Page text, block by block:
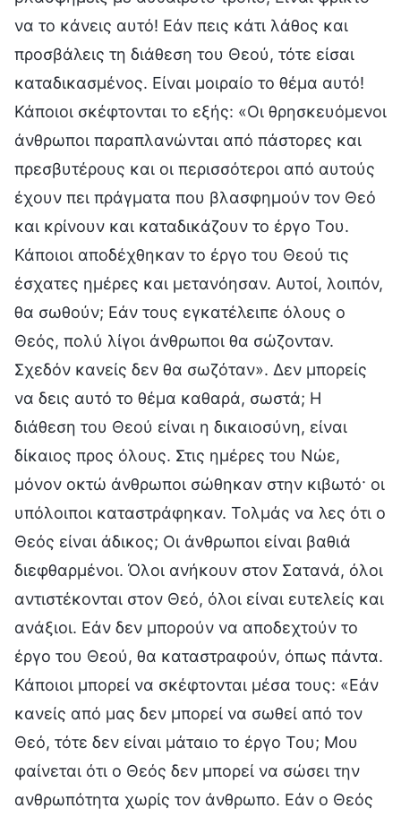
να το κάνεις αυτό! Εάν πεις κάτι λάθος και
προσβάλεις τη διάθεση του Θεού, τότε είσαι
καταδικασμένος. Είναι μοιραίο το θέμα αυτό!
Κάποιοι σκέφτονται το εξής: «Οι θρησκευόμενοι
άνθρωποι παραπλανώνται από πάστορες και
πρεσβυτέρους και οι περισσότεροι από αυτούς
έχουν πει πράγματα που βλασφημούν τον Θεό
και κρίνουν και καταδικάζουν το έργο Του.
Κάποιοι αποδέχθηκαν το έργο του Θεού τις
έσχατες ημέρες και μετανόησαν. Αυτοί, λοιπόν,
θα σωθούν; Εάν τους εγκατέλειπε όλους ο
Θεός, πολύ λίγοι άνθρωποι θα σώζονταν.
Σχεδόν κανείς δεν θα σωζόταν». Δεν μπορείς
να δεις αυτό το θέμα καθαρά, σωστά; Η
διάθεση του Θεού είναι η δικαιοσύνη, είναι
δίκαιος προς όλους. Στις ημέρες του Νώε,
μόνον οκτώ άνθρωποι σώθηκαν στην κιβωτό· οι
υπόλοιποι καταστράφηκαν. Τολμάς να λες ότι ο
Θεός είναι άδικος; Οι άνθρωποι είναι βαθιά
διεφθαρμένοι. Όλοι ανήκουν στον Σατανά, όλοι
αντιστέκονται στον Θεό, όλοι είναι ευτελείς και
ανάξιοι. Εάν δεν μπορούν να αποδεχτούν το
έργο του Θεού, θα καταστραφούν, όπως πάντα.
Κάποιοι μπορεί να σκέφτονται μέσα τους: «Εάν
κανείς από μας δεν μπορεί να σωθεί από τον
Θεό, τότε δεν είναι μάταιο το έργο Του; Μου
φαίνεται ότι ο Θεός δεν μπορεί να σώσει την
ανθρωπότητα χωρίς τον άνθρωπο. Εάν ο Θεός